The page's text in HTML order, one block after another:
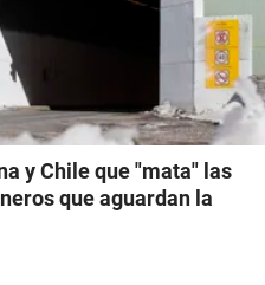
y Chile que "mata" las
que aguardan la